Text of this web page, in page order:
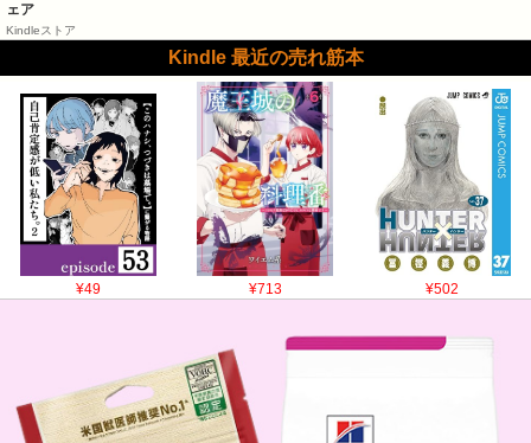
ェア
Kindleストア
Kindle 最近の売れ筋本
¥49 ¥713 ¥502